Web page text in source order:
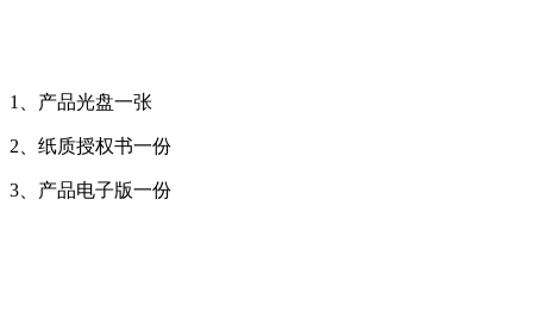
1、产品光盘一张
2、纸质授权书一份
3、产品电子版一份